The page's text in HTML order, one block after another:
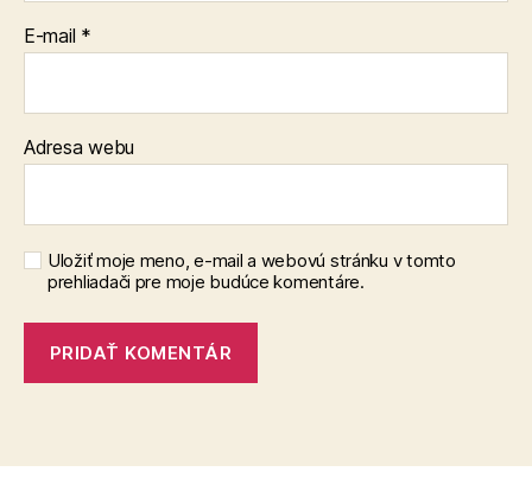
E-mail *
Adresa webu
Uložiť moje meno, e-mail a webovú stránku v tomto
prehliadači pre moje budúce komentáre.